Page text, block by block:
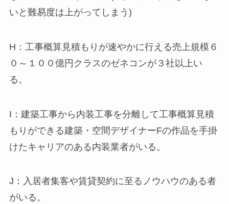
いと難易度は上がってしまう)
H：工事概算見積もりが速やかに行える売上規模６
０～１００億円クラスのゼネコンが３社以上い
る。
I：建築工事から内装工事を分離して工事概算見積
もりができる建築・空間デザイナーFの作品を手掛
けたキャリアのある内装業者がいる。
J：入居者集客や賃貸契約に至るノウハウのある者
がいる。